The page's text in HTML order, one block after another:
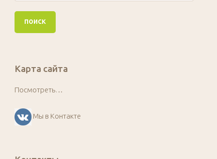
Карта сайта
Посмотреть…
Мы в Контакте